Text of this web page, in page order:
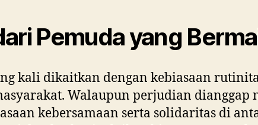
Pemuda yang
kali dikaitkan dengan kebiasaan
Walaupun perjudian dianggap
kebersamaan serta solidaritas di